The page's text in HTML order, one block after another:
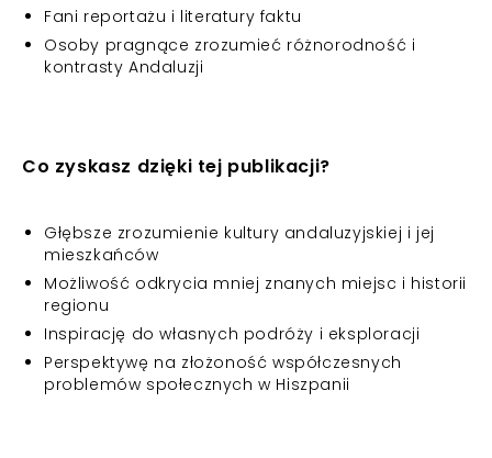
Fani reportażu i literatury faktu
Osoby pragnące zrozumieć różnorodność i
kontrasty Andaluzji
Co zyskasz dzięki tej publikacji?
Głębsze zrozumienie kultury andaluzyjskiej i jej
mieszkańców
Możliwość odkrycia mniej znanych miejsc i historii
regionu
Inspirację do własnych podróży i eksploracji
Perspektywę na złożoność współczesnych
problemów społecznych w Hiszpanii